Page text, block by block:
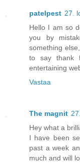
patelpest 27.
Hello I am so
you by
something
to say thank
entertaining
Vastaa
The magnit
Hey what a
I have been
past a week
much and will